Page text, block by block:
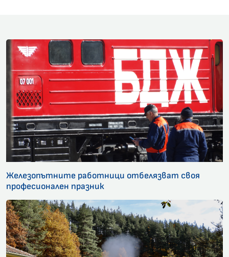
Железопътните работници отбелязват своя
професионален празник